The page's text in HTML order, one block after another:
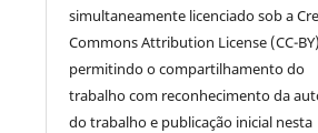
simultaneamente licenciado sob a
Commons Attribution License (CC-
permitindo o compartilhamento do
trabalho com reconhecimento da
do trabalho e publicação inicial nesta